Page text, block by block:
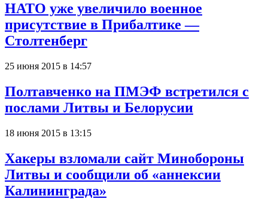
НАТО уже увеличило военное
присутствие в Прибалтике —
Столтенберг
25 июня 2015 в 14:57
Полтавченко на ПМЭФ встретился с
послами Литвы и Белорусии
18 июня 2015 в 13:15
Хакеры взломали сайт Минобороны
Литвы и сообщили об «аннексии
Калининграда»